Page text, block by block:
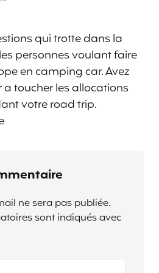
qui trotte dans la
personnes voulant faire
en camping car. Avez
toucher les allocations
votre road trip.
ne sera pas publiée.
sont indiqués avec